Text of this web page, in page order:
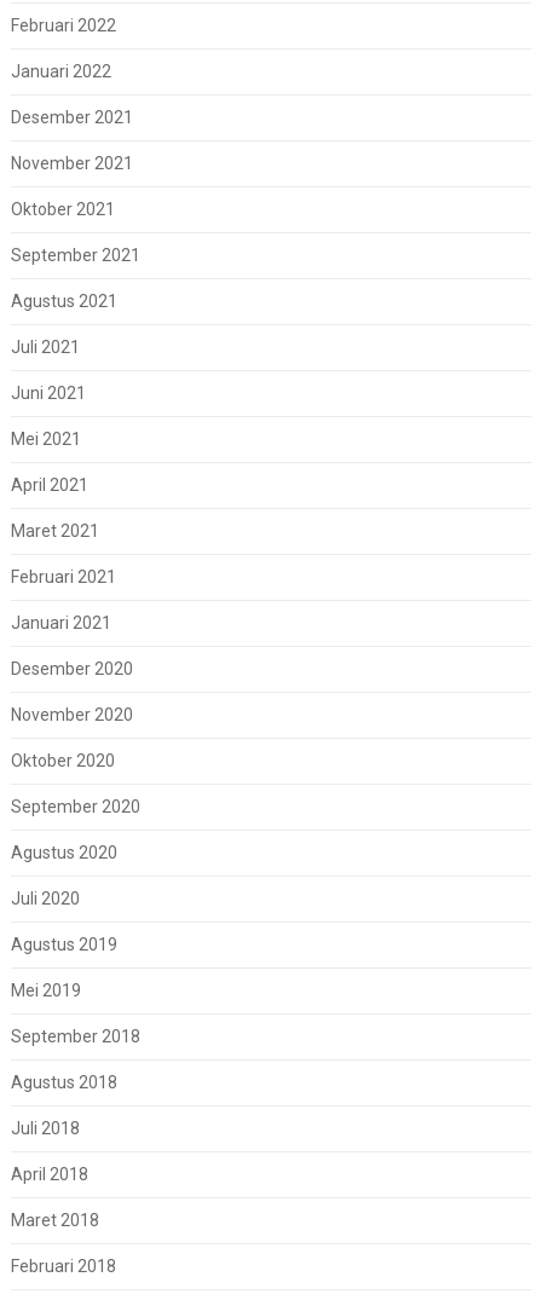
Februari 2022
Januari 2022
Desember 2021
November 2021
Oktober 2021
September 2021
Agustus 2021
Juli 2021
Juni 2021
Mei 2021
April 2021
Maret 2021
Februari 2021
Januari 2021
Desember 2020
November 2020
Oktober 2020
September 2020
Agustus 2020
Juli 2020
Agustus 2019
Mei 2019
September 2018
Agustus 2018
Juli 2018
April 2018
Maret 2018
Februari 2018